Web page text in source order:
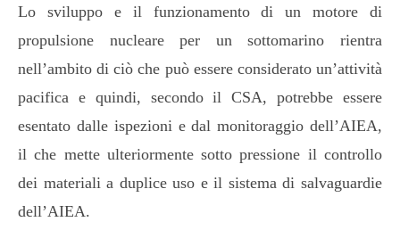
Lo sviluppo e il funzionamento di un motore di
propulsione nucleare per un sottomarino rientra
nell’ambito di ciò che può essere considerato un’attività
pacifica e quindi, secondo il CSA, potrebbe essere
esentato dalle ispezioni e dal monitoraggio dell’AIEA,
il che mette ulteriormente sotto pressione il controllo
dei materiali a duplice uso e il sistema di salvaguardie
dell’AIEA.